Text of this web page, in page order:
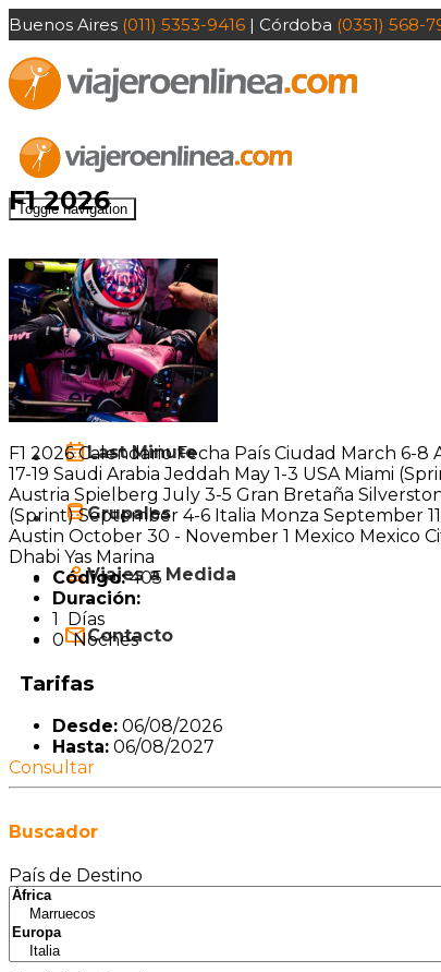
Buenos Aires (011) 5353-9416 | Córdoba (0351) 568-
Toggle navigation
Paquetes
Sugeridos
Circuitos
Last Minute
Grupales
Viajes a Medida
Contacto
F1 2026
F1 2026 Calendario Fecha País Ciudad March 6-
17-19 Saudi Arabia Jeddah May 1-3 USA Miami
Austria Spielberg July 3-5 Gran Bretaña
(Sprint) September 4-6 Italia Monza September
Austin October 30 - November 1 Mexico Mexico
Dhabi Yas Marina
Código:405
Duración:
1 Días
0 Noches
Tarifas
Desde: 06/08/2026
Hasta: 06/08/2027
Consultar
Buscador
País de Destino